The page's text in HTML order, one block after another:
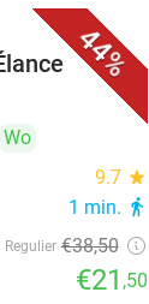
44%
Wo
9.7 star
1 min. directions_walk
Regulier €38,50
€21 ,50